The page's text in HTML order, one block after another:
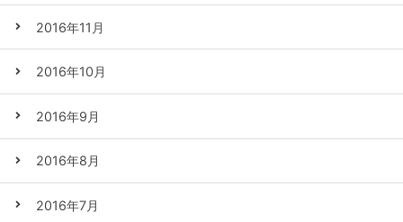
2016年11月
2016年10月
2016年9月
2016年8月
2016年7月